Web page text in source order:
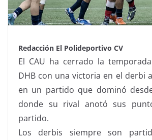
Redacción El Polideportivo CV
El CAU ha cerrado la
DHB con una victoria en el derbi
en un partido que dominó
donde su rival anotó sus
partido.
Los derbis siempre son